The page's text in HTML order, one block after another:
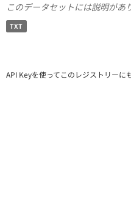
このデータセットには説明があ
TXT
API Keyを使ってこのレジストリーに